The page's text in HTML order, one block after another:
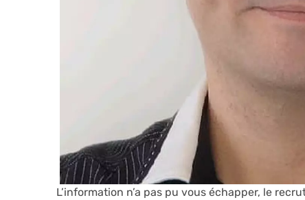
L’information n’a pas pu vous échapper, le